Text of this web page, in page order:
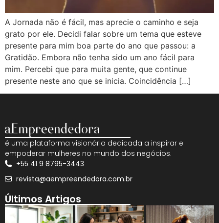
A Jornada não é fácil, mas aprecie o caminho e seja
grato por ele. Decidi falar sobre um tema que esteve
presente para mim boa parte do ano que passou: a
Gratidão. Embora não tenha sido um ano fácil para
mim. Percebi que para muita gente, que continue
presente neste ano que se inicia. Coincidência […]
é uma plataforma visionária dedicada a inspirar e
empoderar mulheres no mundo dos negócios.
+55 41 9 8795-3443
revista@aempreendedora.com.br
Últimos Artigos